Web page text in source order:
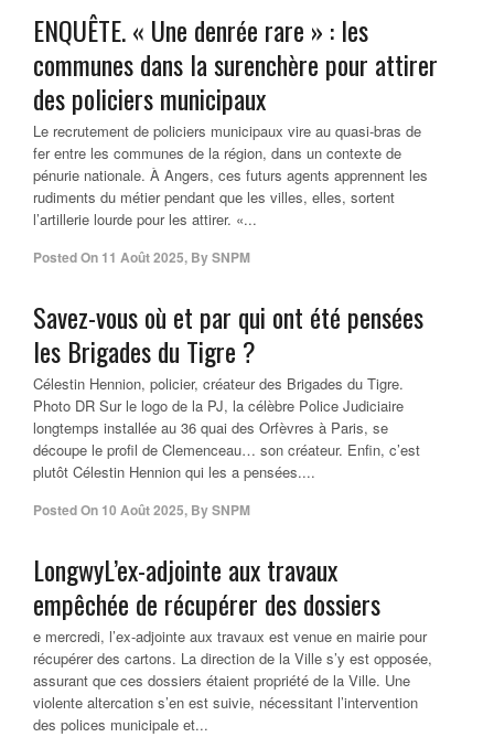
ENQUÊTE. « Une denrée rare » : les
communes dans la surenchère pour attirer
des policiers municipaux
Le recrutement de policiers municipaux vire au quasi-bras de
fer entre les communes de la région, dans un contexte de
pénurie nationale. À Angers, ces futurs agents apprennent les
rudiments du métier pendant que les villes, elles, sortent
l’artillerie lourde pour les attirer. «...
Posted On 11 Août 2025, BySNPM
Savez-vous où et par qui ont été pensées
les Brigades du Tigre ?
Célestin Hennion, policier, créateur des Brigades du Tigre.
Photo DR Sur le logo de la PJ, la célèbre Police Judiciaire
longtemps installée au 36 quai des Orfèvres à Paris, se
découpe le profil de Clemenceau… son créateur. Enfin, c’est
plutôt Célestin Hennion qui les a pensées....
Posted On 10 Août 2025, BySNPM
LongwyL’ex-adjointe aux travaux
empêchée de récupérer des dossiers
e mercredi, l’ex-adjointe aux travaux est venue en mairie pour
récupérer des cartons. La direction de la Ville s’y est opposée,
assurant que ces dossiers étaient propriété de la Ville. Une
violente altercation s’en est suivie, nécessitant l’intervention
des polices municipale et...